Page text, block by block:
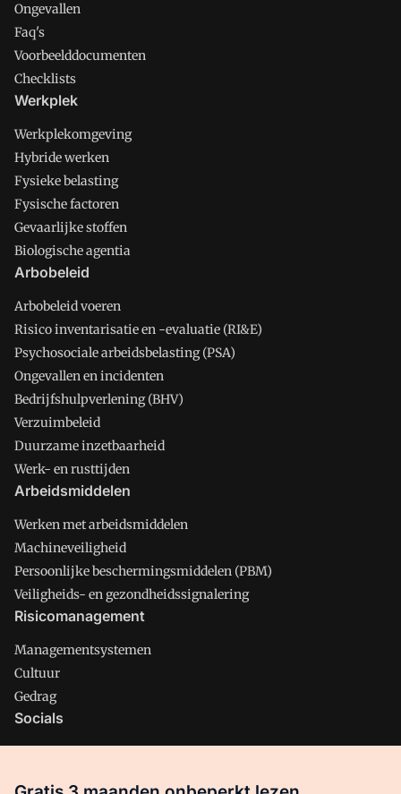
Ongevallen
Faq's
Voorbeelddocumenten
Checklists
Werkplek
Werkplekomgeving
Hybride werken
Fysieke belasting
Fysische factoren
Gevaarlijke stoffen
Biologische agentia
Arbobeleid
Arbobeleid voeren
Risico inventarisatie en -evaluatie (RI&E)
Psychosociale arbeidsbelasting (PSA)
Ongevallen en incidenten
Bedrijfshulpverlening (BHV)
Verzuimbeleid
Duurzame inzetbaarheid
Werk- en rusttijden
Arbeidsmiddelen
Werken met arbeidsmiddelen
Machineveiligheid
Persoonlijke beschermingsmiddelen (PBM)
Veiligheids- en gezondheidssignalering
Risicomanagement
Managementsystemen
Cultuur
Gedrag
Socials